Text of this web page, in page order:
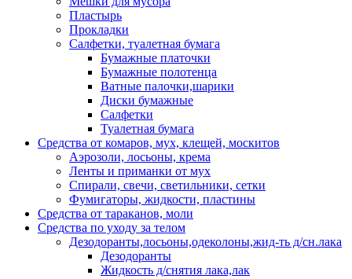
Пластырь
Прокладки
Салфетки, туалетная бумага
Бумажные платочки
Бумажные полотенца
Ватные палочки,шарики
Диски бумажные
Салфетки
Туалетная бумага
Средства от комаров, мух, клещей, москитов
Аэрозоли, лосьоны, крема
Ленты и приманки от мух
Спирали, свечи, светильники, сетки
Фумигаторы, жидкости, пластины
Средства от тараканов, моли
Средства по уходу за телом
Дезодоранты,лосьоны,одеколоны,жид-ть д/сн.лака
Дезодоранты
Жидкость д/снятия лака,лак